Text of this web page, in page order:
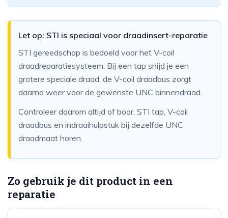
Let op: STI is speciaal voor draadinsert-reparatie
STI gereedschap is bedoeld voor het V-coil
draadreparatiesysteem. Bij een tap snijd je een
grotere speciale draad; de V-coil draadbus zorgt
daarna weer voor de gewenste UNC binnendraad.
Controleer daarom altijd of boor, STI tap, V-coil
draadbus en indraaihulpstuk bij dezelfde UNC
draadmaat horen.
Zo gebruik je dit product in een
reparatie